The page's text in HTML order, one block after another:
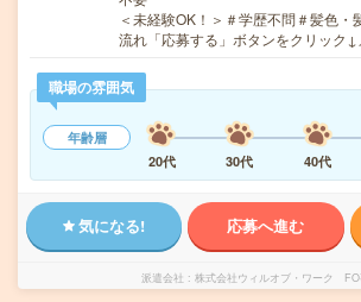
＜未経験OK！＞＃学歴不問＃髪色・
流れ「応募する」ボタンをクリック
職場の雰囲気
年齢層
20代
30代 40代
気になる! 応募へ進む
派遣会社 株式会社ウィルオブ・ワーク FO